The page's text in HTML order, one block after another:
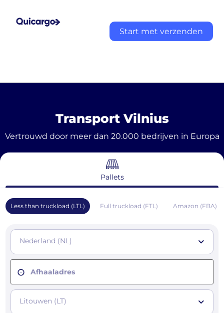
Start met verzenden
Transport Vilnius
Vertrouwd door meer dan 20.000 bedrijven in Europa
Pallets
Less than truckload (LTL) Full truckload (FTL) Amazon (FBA)
Nederland (NL)
Afhaaladres
Litouwen (LT)